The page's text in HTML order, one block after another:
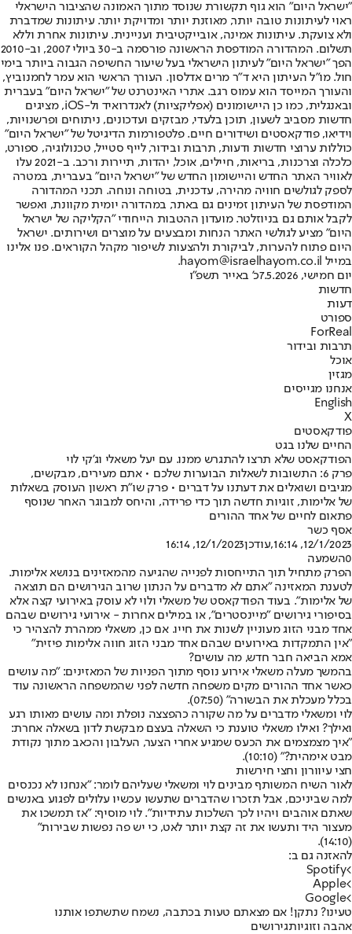
"ישראל היום" הוא גוף תקשורת שנוסד מתוך האמונה שהציבור הישראלי
ראוי לעיתונות טובה יותר, מאוזנת יותר ומדויקת יותר. עיתונות שמדברת
ולא צועקת. עיתונות אמינה, אובייקטיבית ועניינית. עיתונות אחרת וללא
תשלום. המהדורה המודפסת הראשונה פורסמה ב-30 ביולי 2007, וב-2010
הפך "ישראל היום" לעיתון הישראלי בעל שיעור החשיפה הגבוה ביותר בימי
חול. מו"ל העיתון היא ד"ר מרים אדלסון. העורך הראשי הוא עמר לחמנוביץ,
והעורך המייסד הוא עמוס רגב. אתרי האינטרנט של "ישראל היום" בעברית
ובאנגלית, כמו כן היישומונים (אפליקציות) לאנדרואיד ול-iOS, מציגים
חדשות מסביב לשעון, תוכן בלעדי, מבזקים ועדכונים, ניתוחים ופרשנויות,
וידיאו, פודקאסטים ושידורים חיים. פלטפורמות הדיגיטל של "ישראל היום"
כוללות ערוצי חדשות ודעות, תרבות ובידור, לייף סטייל, טכנולוגיה, ספורט,
כלכלה וצרכנות, בריאות, חיילים, אוכל, יהדות, תיירות ורכב. ב-2021 עלו
לאוויר האתר החדש והיישומון החדש של "ישראל היום" בעברית, במטרה
לספק לגולשים חוויה מהירה, עדכנית, בטוחה ונוחה. תכני המהדורה
המודפסת של העיתון זמינים גם באתר, במהדורה יומית מקוונת, ואפשר
לקבל אותם גם בניוזלטר. מועדון ההטבות הייחודי "הקליקה של ישראל
היום" מציע לגולשי האתר הנחות ומבצעים על מוצרים ושירותים. ישראל
היום פתוח להערות, לביקורת ולהצעות לשיפור מקהל הקוראים. פנו אלינו
במייל hayom@israelhayom.co.il.
יום חמישי, 7.5.2026
כ' באייר תשפ"ו
חדשות
דעות
ספורט
ForReal
תרבות ובידור
אוכל
מגזין
אנחנו מגייסים
English
X
פודקאסטים
החיים שלנו בגט
הפודקאסט שלא תרצו להתגרש ממנו. עם יעל משאלי וג'קי לוי
פרק 6: התשובות לשאלות הבוערות שלכם • אתם מעירים, מבקשים,
מגיבים ושואלים את דעתנו על דברים • פרק שו"ת ראשון העוסק בשאלות
של אלימות, זוגיות חדשה תוך כדי פרידה, והיחס למבוגר האחר שנוסף
פתאום לחיים של אחד ההורים
אסף כשר
12/1/2023, 16:14
,עודכן12/1/2023, 16:14
0השמעה
הפרק מתחיל תוך התייחסות לפנייה שהגיעה מהמאזינים בנושא אלימות.
לטענת המאזינה "אתם לא מדברים על הנתון שרוב הגירושים הם תוצאה
של אלימות". בעוד הפודקאסט של משאלי ולוי לא עוסק באירועי קצה אלא
בסיפורי גירושים "מיינסטרים", או במילים אחרות - אירועי גירושים שבהם
אחד מבני הזוג מעוניין לשנות את חייו. אם כן, משאלי ממהרת להצהיר כי
"אין התמקדות באירועים שבהם אחד מבני הזוג חווה אלימות פיזית"
אמא הביאה חבר חדש, מה עושים?
בהמשך מעלה משאלי אירוע נוסף מתוך הפניות של המאזינים: "מה עושים
כאשר אחד ההורים מקים משפחה חדשה לפני שהמשפחה הראשונה עוד
בכלל מעכלת את הבשורה" (07:50).
לוי ומשאלי מדברים על מה שקורה כהפצצה נופלת ומה עושים מאותו רגע
ואילך? ואילו משאלי טוענת כי השאלה בעצם מבקשת לדון בשאלה אחרת:
"איך מצמצמים את הכעס שמגיע אחרי הצער, העלבון והכאב מתוך נקודת
מבט אימהית?" (10:10).
חצי עיוורון וחצי חירשות
לאור השיח המשותף מבינים לוי ומשאלי שעליהם לומר: "אנחנו לא נכנסים
למה שביניכם, אבל תזכרו שהדברים שתעשו עכשיו עלולים לפגוע באנשים
שאתם אוהבים ויהיו לכך השלכות עתידיות". לוי מוסיף: "אז תמשכו את
מעצור היד ותעשו את זה קצת יותר לאט, כי יש פה נפשות שבירות"
(14:10).
להאזנה גם ב:
>
Spotify
>
Apple
>
Google
טעינו? נתקן! אם מצאתם טעות בכתבה, נשמח שתשתפו אותנו
אהבה וזוגיותגירושים